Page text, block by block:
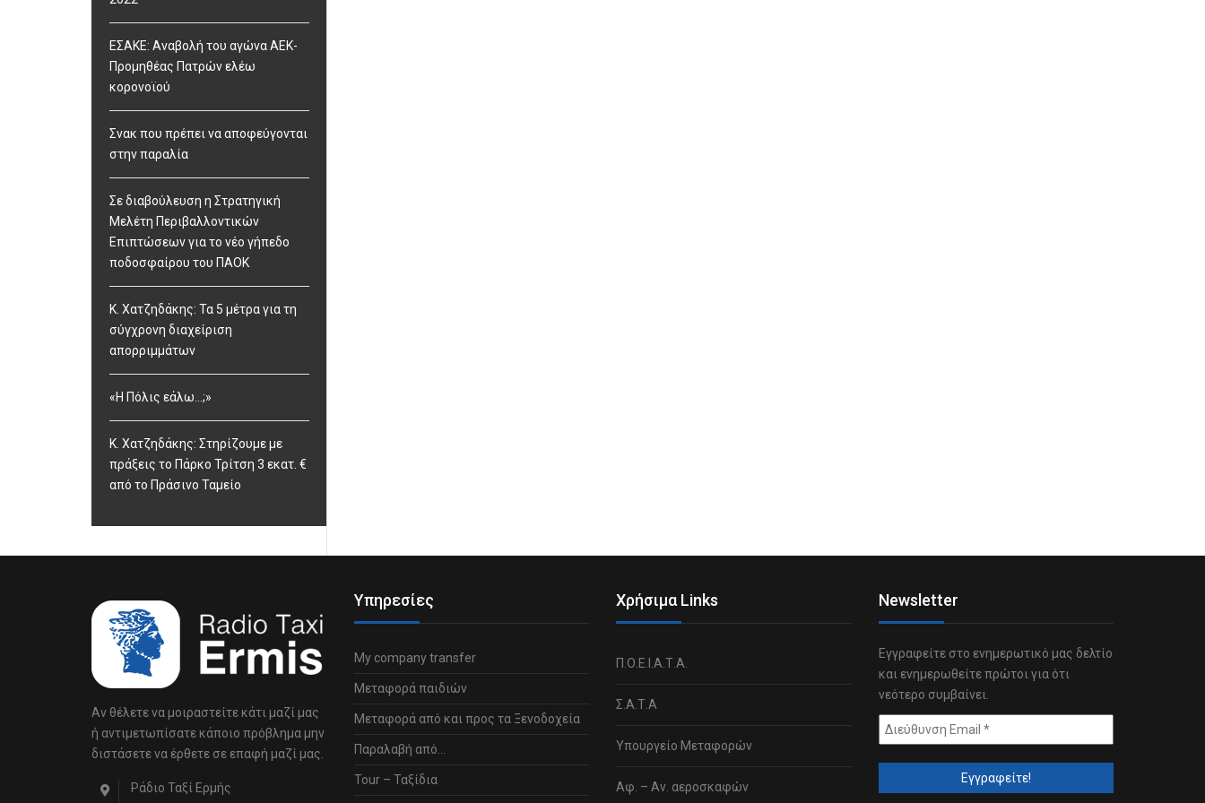
ΕΣΑΚΕ: Αναβολή του αγώνα ΑΕΚ-
Προμηθέας Πατρών ελέω
κορονοϊού
Σνακ που πρέπει να αποφεύγονται
στην παραλία
Σε διαβούλευση η Στρατηγική
Μελέτη Περιβαλλοντικών
Επιπτώσεων για το νέο γήπεδο
ποδοσφαίρου του ΠΑΟΚ
Κ. Χατζηδάκης: Τα 5 μέτρα για τη
σύγχρονη διαχείριση
απορριμμάτων
«Η Πόλις εάλω…;»
Κ. Χατζηδάκης: Στηρίζουμε με
πράξεις το Πάρκο Τρίτση 3 εκατ. €
από το Πράσινο Ταμείο
Αν θέλετε να μοιραστείτε κάτι μαζί μας
ή αντιμετωπίσατε κάποιο πρόβλημα μην
διστάσετε να έρθετε σε επαφή μαζί μας.
Ράδιο Ταξί Ερμής
Υπηρεσίες
My company transfer
Μεταφορά παιδιών
Μεταφορά από και προς τα Ξενοδοχεία
Παραλαβή από…
Tour – Ταξίδια
Χρήσιμα Links
Π.Ο.Ε.Ι.Α.Τ.Α.
Σ.Α.Τ.Α
Υπουργείο Μεταφορών
Αφ. – Αν. αεροσκαφών
Newsletter
Εγγραφείτε στο ενημερωτικό μας δελτίο
και ενημερωθείτε πρώτοι για ότι
νεότερο συμβαίνει.